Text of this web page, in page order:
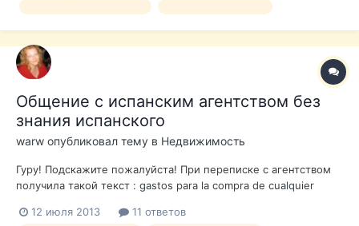
поступали в Вашем конкретном случае. Ответ "в каждой
Общение с испанским агентством без
знания испанского
warw опубликовал тему в Недвижимость
Гуру! Подскажите пожалуйста! При переписке с агентством
получила такой текст : gastos para la compra de cualquier
nos encargamos personalmente de preparar toda la
12 июля 2013 11 ответов